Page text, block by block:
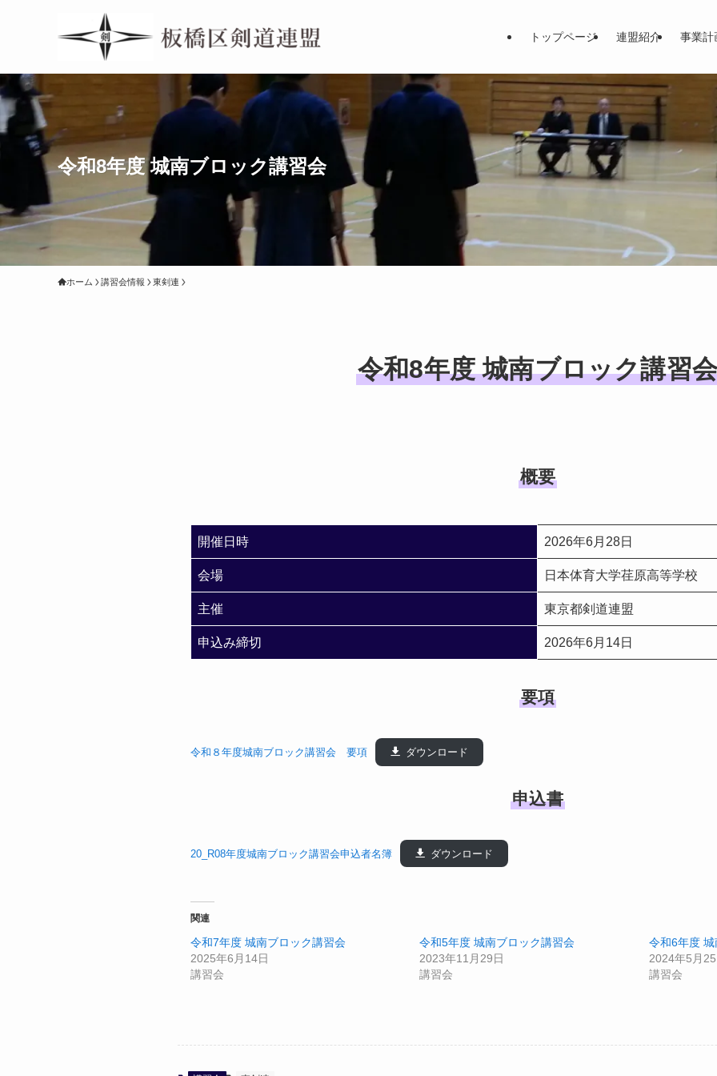
トップページ 連盟紹介 事業計
令和8年度 城南ブロック講習会
ホーム 講習会情報 東剣連
令和8年度 城南ブロック講習会
概要
開催日時 2026年6月28日
会場 日本体育大学荏原高等学校
主催 東京都剣道連盟
申込み締切 2026年6月14日
要項
令和８年度城南ブロック講習会 要項 ダウンロード
申込書
20_R08年度城南ブロック講習会申込者名簿 ダウンロード
関連
令和7年度 城南ブロック講習会
2025年6月14日
講習会
令和5年度 城南ブロック講習会
2023年11月29日
講習会
令和6年度
2024年5月
講習会